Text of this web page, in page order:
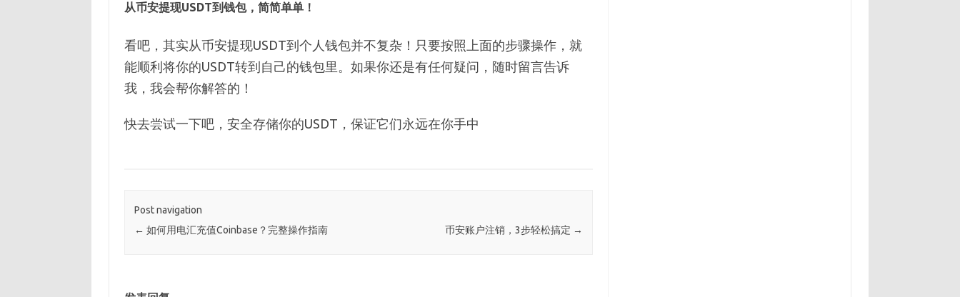
从币安提现USDT到钱包，简简单单！
看吧，其实从币安提现USDT到个人钱包并不复杂！只要按照上面的步骤操作，就
能顺利将你的USDT转到自己的钱包里。如果你还是有任何疑问，随时留言告诉
我，我会帮你解答的！
快去尝试一下吧，安全存储你的USDT，保证它们永远在你手中
Post navigation
← 如何用电汇充值Coinbase？完整操作指南 币安账户注销，3步轻松搞定 →